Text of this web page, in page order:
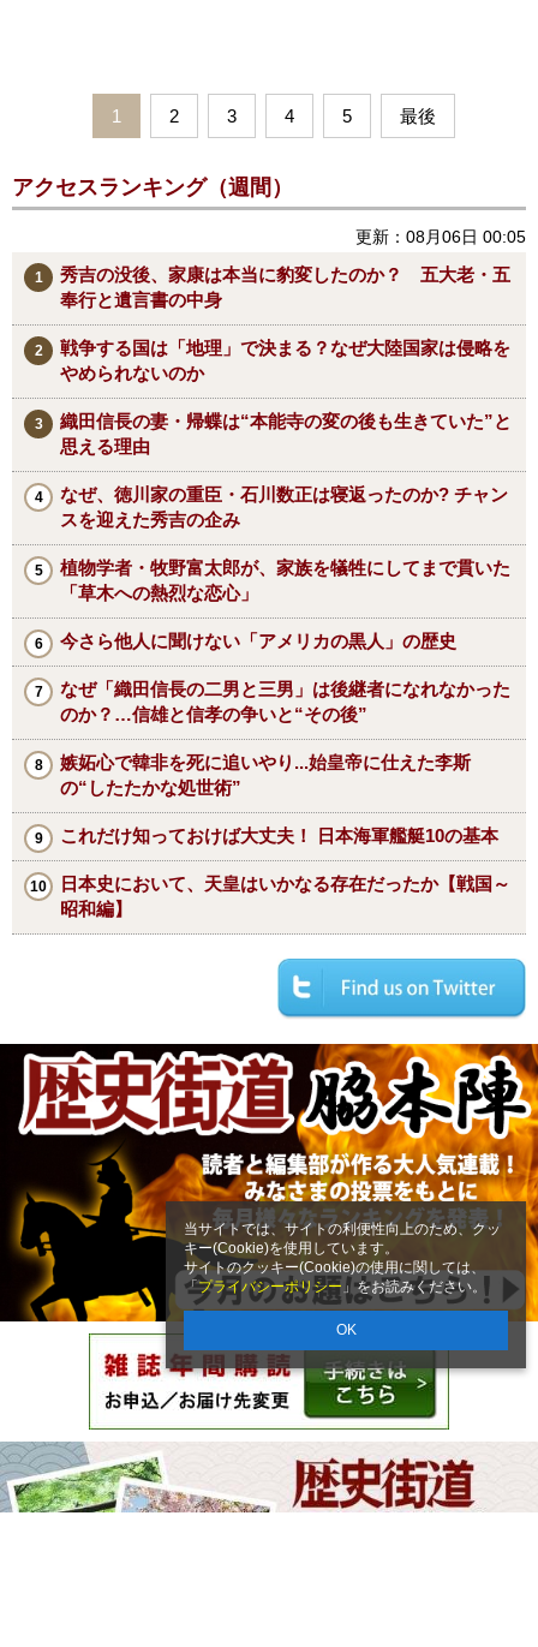
当サイトでは、サイトの利便性向上のため、クッ
キー(Cookie)を使用しています。
サイトのクッキー(Cookie)の使用に関しては、
「プライバシーポリシー 」をお読みください。
OK
1 2 3 4 5 最後
アクセスランキング（週間）
更新：08月06日 00:05
秀吉の没後、家康は本当に豹変したのか？ 五大老・五
奉行と遺言書の中身
戦争する国は「地理」で決まる？なぜ大陸国家は侵略を
やめられないのか
織田信長の妻・帰蝶は“本能寺の変の後も生きていた”と
思える理由
なぜ、徳川家の重臣・石川数正は寝返ったのか? チャン
スを迎えた秀吉の企み
植物学者・牧野富太郎が、家族を犠牲にしてまで貫いた
「草木への熱烈な恋心」
今さら他人に聞けない「アメリカの黒人」の歴史
なぜ「織田信長の二男と三男」は後継者になれなかった
のか？…信雄と信孝の争いと“その後”
嫉妬心で韓非を死に追いやり...始皇帝に仕えた李斯
の“したたかな処世術”
これだけ知っておけば大丈夫！ 日本海軍艦艇10の基本
日本史において、天皇はいかなる存在だったか【戦国～
昭和編】